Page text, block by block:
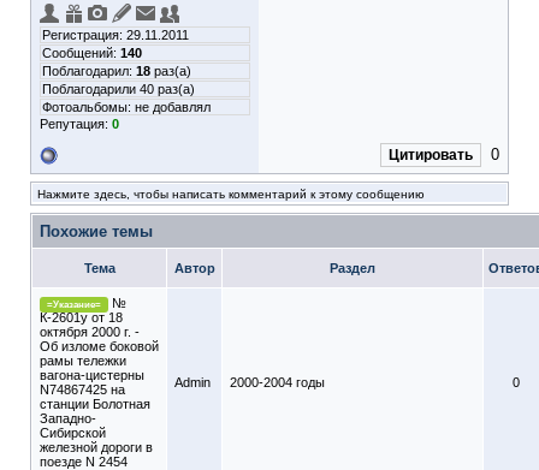
Регистрация: 29.11.2011
Сообщений: 140
Поблагодарил: 18 раз(а)
Поблагодарили 40 раз(а)
Фотоальбомы: не добавлял
Репутация: 0
Цитировать 0
Нажмите здесь, чтобы написать комментарий к этому сообщению
Похожие темы
Тема Автор Раздел
=Указание=
№
К-2601у от 18
октября 2000 г. -
Об изломе боковой
рамы тележки
вагона-цистерны
N74867425 на
станции Болотная
Западно-
Сибирской
железной дороги в
поезде N 2454
Admin 2000-2004 годы 0